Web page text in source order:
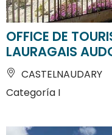
OFFICE DE
LAURAGAIS
CASTELNAUDARY
Categoría I